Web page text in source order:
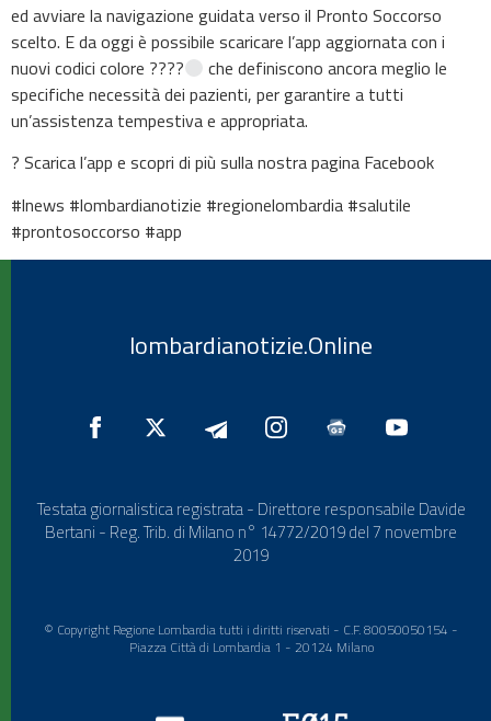
ed avviare la navigazione guidata verso il Pronto Soccorso
scelto. E da oggi è possibile scaricare l’app aggiornata con i
nuovi codici colore ????
che definiscono ancora meglio le
specifiche necessità dei pazienti, per garantire a tutti
un’assistenza tempestiva e appropriata.
? Scarica l’app e scopri di più sulla nostra pagina Facebook
#lnews #lombardianotizie #regionelombardia #salutile
#prontosoccorso #app
lombardianotizie.Online
Testata giornalistica registrata - Direttore responsabile Davide
Bertani - Reg. Trib. di Milano n° 14772/2019 del 7 novembre
2019
© Copyright Regione Lombardia tutti i diritti riservati - C.F. 80050050154 -
Piazza Città di Lombardia 1 - 20124 Milano